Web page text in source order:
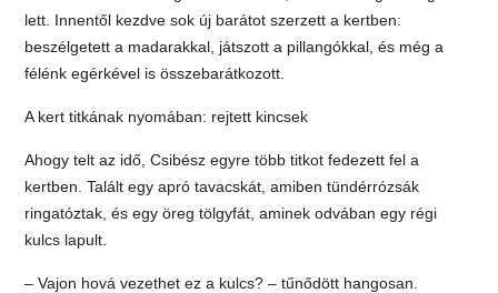
lett. Innentől kezdve sok új barátot szerzett a kertben:
beszélgetett a madarakkal, játszott a pillangókkal, és még a
félénk egérkével is összebarátkozott.
A kert titkának nyomában: rejtett kincsek
Ahogy telt az idő, Csibész egyre több titkot fedezett fel a
kertben. Talált egy apró tavacskát, amiben tündérrózsák
ringatóztak, és egy öreg tölgyfát, aminek odvában egy régi
kulcs lapult.
– Vajon hová vezethet ez a kulcs? – tűnődött hangosan.